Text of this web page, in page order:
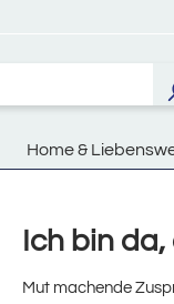
Home &
Ich bin
Mut machende